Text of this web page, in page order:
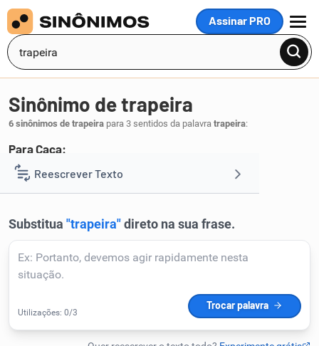
Assinar PRO
MENU
Reescrever Texto
Corrigir Texto
Humanizador de IA
Sinônimo de trapeira
6 sinônimos de trapeira para 3 sentidos da palavra trapeira:
Para Caça:
1 armadilha,arapuca